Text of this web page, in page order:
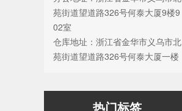
苑街道望道路326号何泰大厦9楼9
02室
仓库地址：浙江省金华市义乌市北
苑街道望道路326号何泰大厦一楼
热门标签